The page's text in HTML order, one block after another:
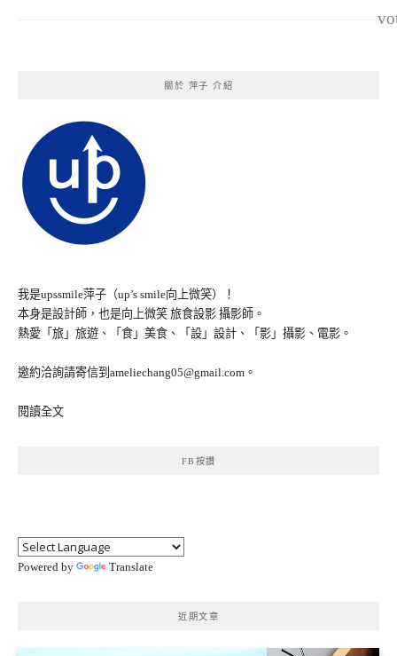
關於 萍子 介紹
我是upssmile萍子（up’s smile向上微笑）！
本身是設計師，也是向上微笑 旅食設影 攝影師。
熱愛「旅」旅遊、「食」美食、「設」設計、「影」攝影、電影。
邀約洽詢請寄信到ameliechang05@gmail.com。
閱讀全文
FB按讚
Powered by Translate
近期文章